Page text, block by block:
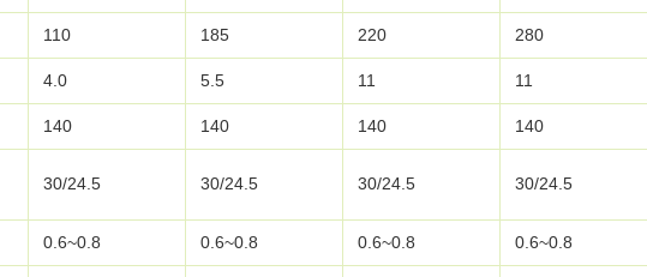
110 185 220 280
4.0 5.5 11 11
140 140 140 140
30/24.5 30/24.5 30/24.5 30/24.5
0.6~0.8 0.6~0.8 0.6~0.8 0.6~0.8